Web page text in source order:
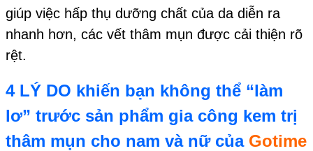
giúp việc hấp thụ dưỡng chất của da diễn ra
nhanh hơn, các vết thâm mụn được cải thiện rõ
rệt.
4 LÝ DO khiến bạn không thể “làm
lơ” trước sản phẩm gia công kem trị
thâm mụn cho nam và nữ của Gotime